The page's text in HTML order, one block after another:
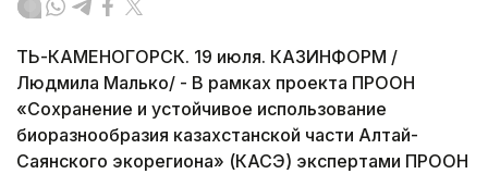
ТЬ-КАМЕНОГОРСК. 19 июля. КАЗИНФОРМ /
Людмила Малько/ - В рамках проекта ПРООН
«Сохранение и устойчивое использование
биоразнообразия казахстанской части Алтай-
Саянского экорегиона» (КАСЭ) экспертами ПРООН